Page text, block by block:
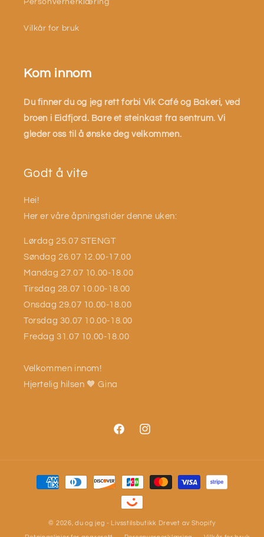
Personvernerklæring
Vilkår for bruk
Kom innom
Du finner du og jeg rett forbi Vik Café og Bakeri, ved
broen i Eidfjord. Bare et steinkast fra sentrum. Vi
gleder oss til å ønske deg velkommen.
Godt å vite
Hei!
Her er våre åpningstider denne uken:
Lørdag 25.07 STENGT
Søndag 26.07 12.00-17.00
Mandag 27.07 10.00-18.00
Tirsdag 28.07 10.00-18.00
Onsdag 29.07 10.00-18.00
Torsdag 30.07 10.00-18.00
Fredag 31.07 10.00-18.00
Velkommen innom!
Hjertelig hilsen 🧡 Gina
FacebookInstagram
Betalingsmåter
© 2026,du og jeg - Livsstilsbutikk Drevet av Shopify